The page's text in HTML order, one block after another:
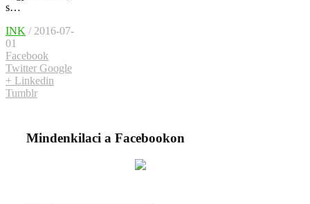
s…
INK / 2016-07-
01
Facebook
Twitter Google
+ Linkedin
Tumblr
Mindenkilaci a Facebookon